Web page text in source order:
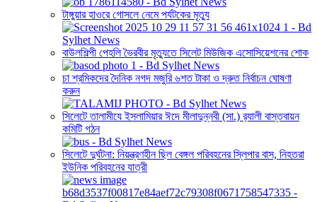
টাঙ্গুয়ার হাওরে গোসলে নেমে পর্যটকের মৃত্যু
বাউলশিল্পী পেহলি ভৈরবীর মৃত্যুতে সিলেট মিউজিক এসোসিয়েশনের শোক
চা শ্রমিকদের দৈনিক নগদ মজুরি ৬শত টাকা ও দ্রুত নির্বাচন ঘোষণা
করুন
সিলেটে তালামীযে ইসলামিয়ার ঈদে মীলাদুন্নবী (সা.) র‌্যালী বাস্তবায়ন
কমিটি গঠন
সিলেটে দুর্ঘটনা: নিয়ন্ত্রণহীন ছিল বেঙ্গল পরিবহনের স্লিপার বাস, নিহতরা
ইউনিক পরিবহনের যাত্রী